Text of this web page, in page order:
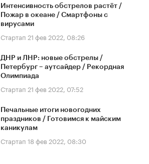
Интенсивность обстрелов растёт /
Пожар в океане / Смартфоны с
вирусами
Стартап 21 фев 2022, 08:26
ДНР и ЛНР: новые обстрелы /
Петербург – аутсайдер / Рекордная
Олимпиада
Стартап 21 фев 2022, 07:52
Печальные итоги новогодних
праздников / Готовимся к майским
каникулам
Стартап 18 фев 2022, 08:30